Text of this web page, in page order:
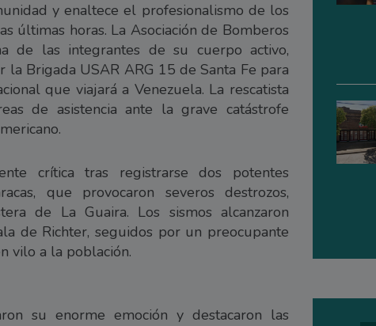
y enaltece el profesionalismo de los
últimas horas. La Asociación de Bomberos
de las integrantes de su cuerpo activo,
Brigada USAR ARG 15 de Santa Fe para
que viajará a Venezuela. La rescatista
de asistencia ante la grave catástrofe
crítica tras registrarse dos potentes
que provocaron severos destrozos,
de La Guaira. Los sismos alcanzaron
de Richter, seguidos por un preocupante
vilo a la población.
su enorme emoción y destacaron las